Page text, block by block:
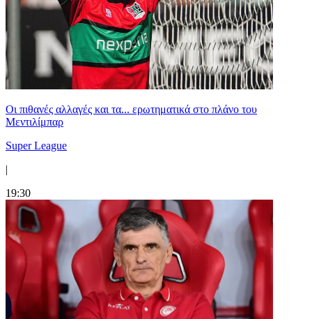
Οι πιθανές αλλαγές και τα... ερωτηματικά στο πλάνο του
Μεντιλίμπαρ
Super League
|
19:30